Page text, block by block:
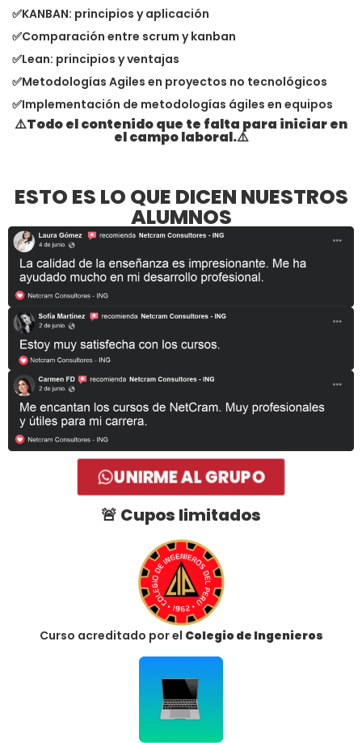
✅KANBAN: principios y aplicación
✅Comparación entre scrum y kanban
✅Lean: principios y ventajas
✅Metodologías Agiles en proyectos no tecnológicos
✅Implementación de metodologías ágiles en equipos
⚠️Todo el contenido que te falta para iniciar en
el campo laboral.⚠️
ESTO ES LO QUE DICEN NUESTROS
ALUMNOS
UNIRME AL GRUPO
🚨 Cupos limitados
Curso acreditado por el Colegio de Ingenieros